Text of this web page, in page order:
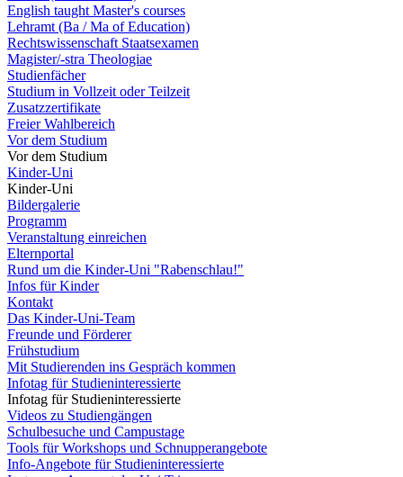
English taught Master's courses
Lehramt (Ba / Ma of Education)
Rechtswissenschaft Staatsexamen
Magister/-stra Theologiae
Studienfächer
Studium in Vollzeit oder Teilzeit
Zusatzzertifikate
Freier Wahlbereich
Vor dem Studium
Vor dem Studium
Kinder-Uni
Kinder-Uni
Bildergalerie
Programm
Veranstaltung einreichen
Elternportal
Rund um die Kinder-Uni "Rabenschlau!"
Infos für Kinder
Kontakt
Das Kinder-Uni-Team
Freunde und Förderer
Frühstudium
Mit Studierenden ins Gespräch kommen
Infotag für Studieninteressierte
Infotag für Studieninteressierte
Videos zu Studiengängen
Schulbesuche und Campustage
Tools für Workshops und Schnupperangebote
Info-Angebote für Studieninteressierte